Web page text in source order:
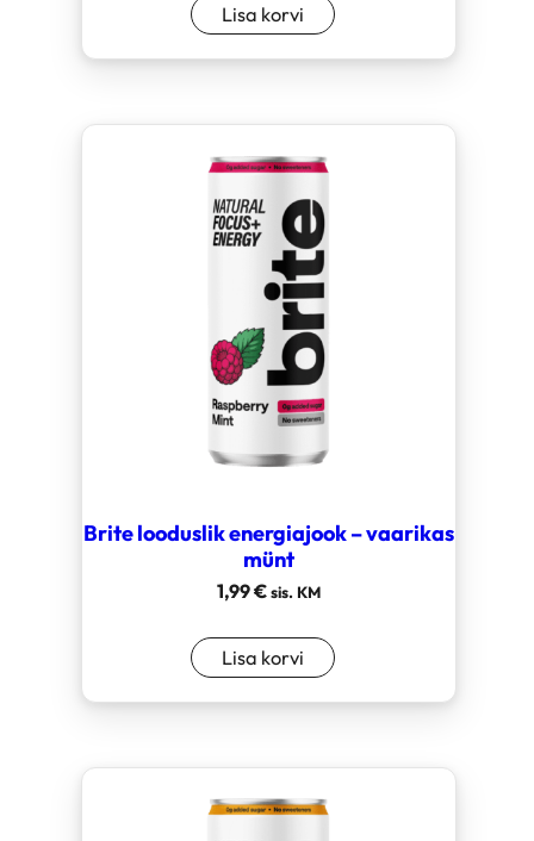
Lisa korvi
Brite looduslik energiajook – vaarikas
münt
1,99€sis. KM
Lisa korvi